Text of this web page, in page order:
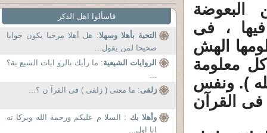
البعوضة
فيها ، فى
الهش
معلومة
). ونفس
القرآن
فاسألوا اهل الذكر
التحية بأهلا وسهلا: هل أهلا مرحبا يكون جوابا
صحيحا لمن يقول...
الروايات الشيعية: ما رأيك بالرو ايات الشيع ية؟
...
زلفى: ما معنى ( زلفى ) فى القرآ ن ؟...
وأهلا بك : السلا م عليكم ورحمة الله وبركا ته
انا اول...